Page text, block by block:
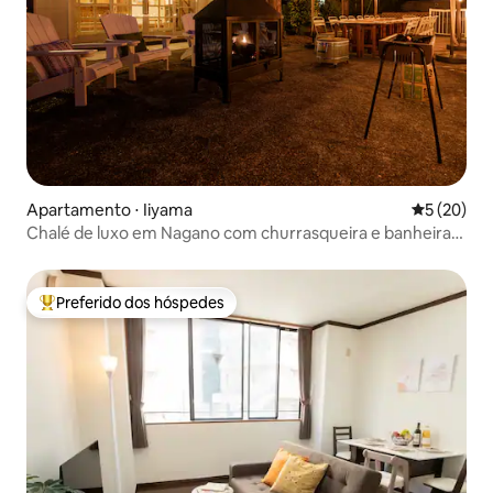
Apartamento ⋅ Iiyama 5 de uma
5 (20)
Chalé de luxo em Nagano com churrasqueira e banheira
Entre os melhores preferidos dos hóspedes
Preferido dos hóspedes